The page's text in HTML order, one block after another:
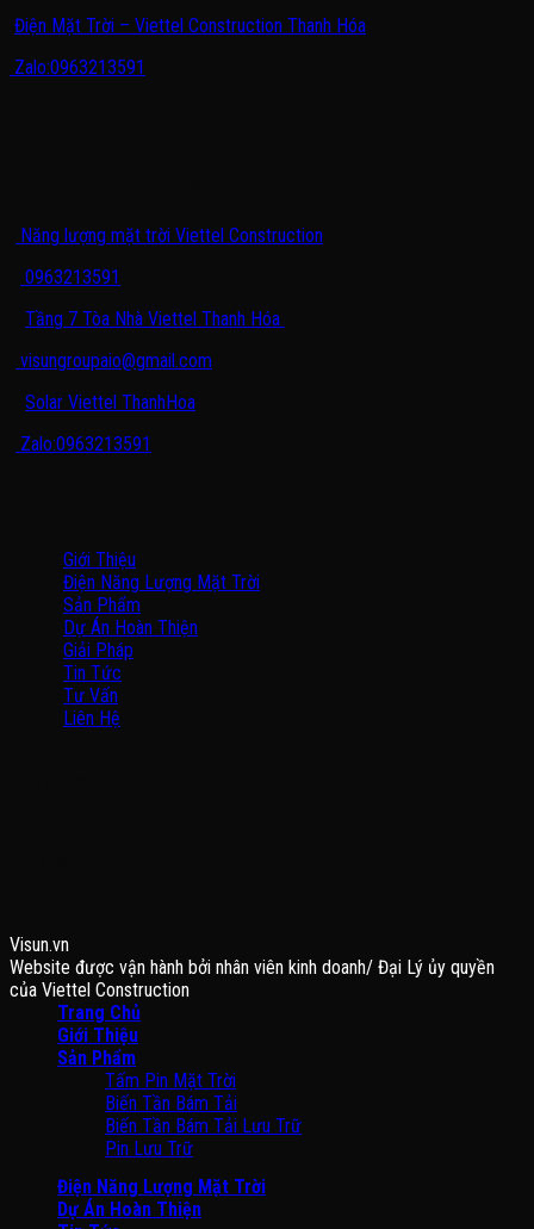
Điện Mặt Trời – Viettel Construction Thanh Hóa
Zalo:0963213591
Năng lượng mặt trời Viettel Construction
0963213591
Tầng 7 Tòa Nhà Viettel Thanh Hóa
visungroupaio@gmail.com
Solar Viettel ThanhHoa
Zalo:0963213591
Giới Thiệu
Điện Năng Lượng Mặt Trời
Sản Phẩm
Dự Án Hoàn Thiện
Giải Pháp
Tin Tức
Tư Vấn
Liên Hệ
Visun.vn
Website được vận hành bởi nhân viên kinh doanh/ Đại Lý ủy quyền
của Viettel Construction
Trang Chủ
Giới Thiệu
Sản Phẩm
Tấm Pin Mặt Trời
Biến Tần Bám Tải
Biến Tần Bám Tải Lưu Trữ
Pin Lưu Trữ
Điện Năng Lượng Mặt Trời
Dự Án Hoàn Thiện